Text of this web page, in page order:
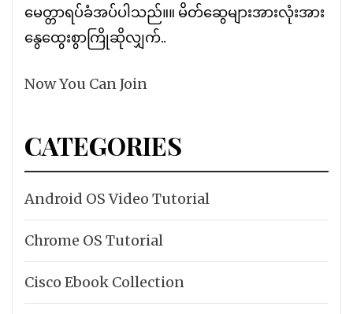
မေတ္တာရပ်ခံအပ်ပါသည်။။ မိတ်ဆွေများအားလုံးအား
နွေထွေးစွာကြိုဆိုလျှက်..
Now You Can Join
CATEGORIES
Android OS Video Tutorial
Chrome OS Tutorial
Cisco Ebook Collection